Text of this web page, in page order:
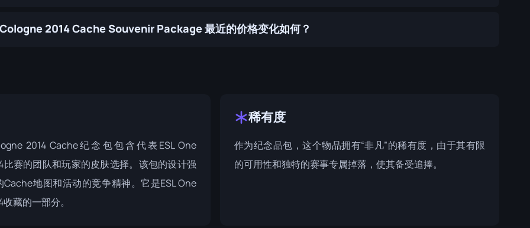
2014 Cache Souvenir Package 最近的价格变化如何？
2014 Cache纪念包包含代表ESL One
比赛的团队和玩家的皮肤选择。该包的设计强
Cache地图和活动的竞争精神。它是ESL One
收藏的一部分。
稀有度
作为纪念品包，这个物品拥有“非凡”的稀有度，由于其有限
的可用性和独特的赛事专属掉落，使其备受追捧。